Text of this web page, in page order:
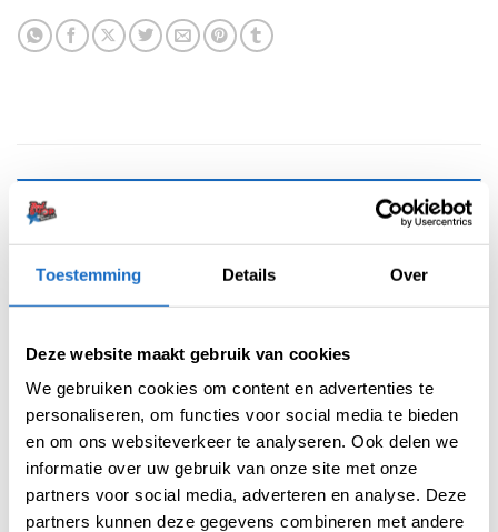
Toestemming Details Over
Deze website maakt gebruik van cookies
We gebruiken cookies om content en advertenties te
personaliseren, om functies voor social media te bieden
en om ons websiteverkeer te analyseren. Ook delen we
informatie over uw gebruik van onze site met onze
partners voor social media, adverteren en analyse. Deze
partners kunnen deze gegevens combineren met andere
BESCHRIJVING
AANVULLENDE INFORMATIE
De Condor Axe dart flights is een flight- en
shaft in 1 systeem. Deze flights zijn gemaakt
van een speciaal hars dat bekend staat als het
“materiaal van de 21e eeuw”. Dankzij
verbeterde productiemethoden en een
optimaal gebruik van dit innovatieve materiaal,
is de vorm van het schroefdraad aanzienlijk